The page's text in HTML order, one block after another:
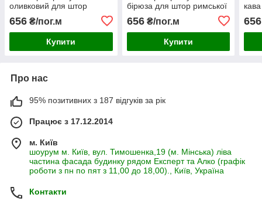
оливковий для штор
римської штор покривал
656 ₴/пог.м
Купити
бірюза для штор римської
штор покривал залишок
145 см
656₴/пог.м
Купити
656
Про нас
95% позитивних з 187 відгуків за рік
Працює з 17.12.2014
м. Київ
шоурум м. Київ, вул. Тимошенка,19 (м. Мінська) ліва
частина фасада будинку рядом Експерт та Алко (графік
роботи з пн по пят з 11,00 до 18,00)., Київ, Україна
Контакти